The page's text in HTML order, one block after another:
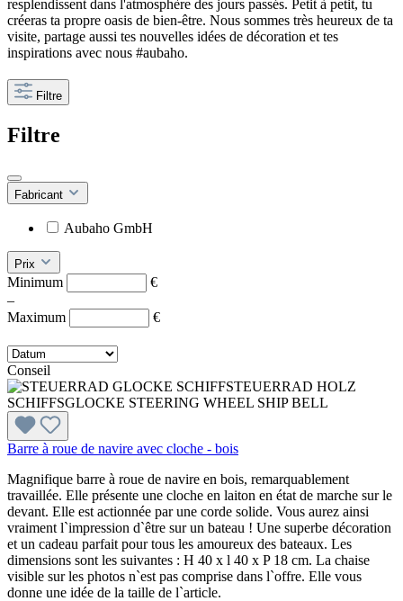
resplendissent dans l'atmosphère des jours passés. Petit à petit, tu
créeras ta propre oasis de bien-être. Nous sommes très heureux de ta
visite, partage aussi tes nouvelles idées de décoration et tes
inspirations avec nous #aubaho.
Filtre
Filtre
Fabricant
Aubaho GmbH
Prix
Minimum
€
–
Maximum
€
Conseil
Barre à roue de navire avec cloche - bois
Magnifique barre à roue de navire en bois, remarquablement
travaillée. Elle présente une cloche en laiton en état de marche sur le
devant. Elle est actionnée par une corde solide. Vous aurez ainsi
vraiment l`impression d`être sur un bateau ! Une superbe décoration
et un cadeau parfait pour tous les amoureux des bateaux. Les
dimensions sont les suivantes : H 40 x l 40 x P 18 cm. La chaise
visible sur les photos n`est pas comprise dans l`offre. Elle vous
donne une idée de la taille de l`article.